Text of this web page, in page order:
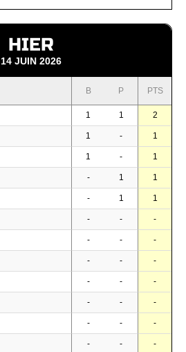
HIER
14 JUIN 2026
B P PTS
1 1 2
1 - 1
1 - 1
- 1 1
- 1 1
- - -
- - -
- - -
- - -
- - -
- - -
- - -